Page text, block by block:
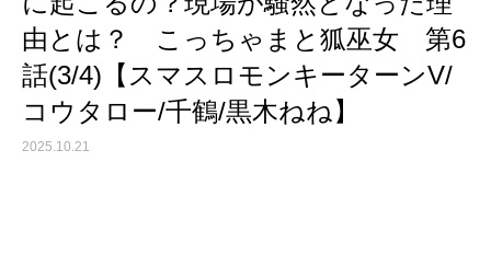
由とは？ こっちゃまと狐巫女 第6
話(3/4)【スマスロモンキーターンV/
コウタロー/千鶴/黒木ねね】
2025.10.21